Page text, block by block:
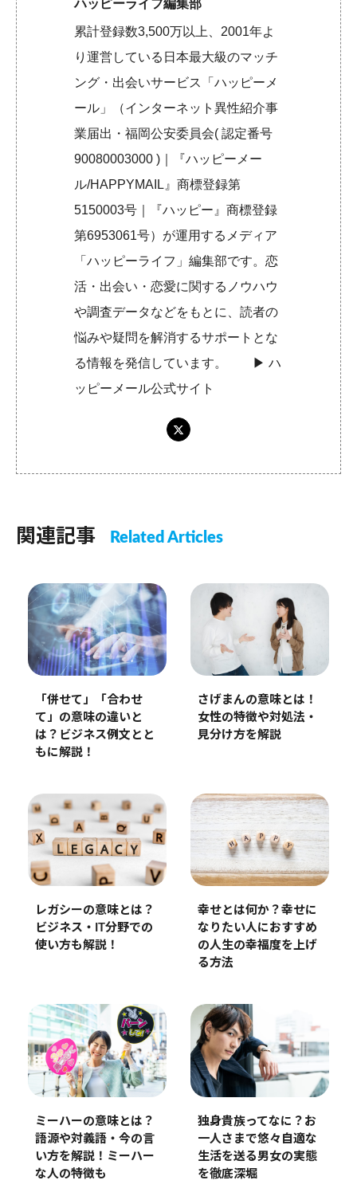
ハッピーライフ編集部
累計登録数3,500万以上、2001年よ
り運営している日本最大級のマッチ
ング・出会いサービス「ハッピーメ
ール」（インターネット異性紹介事
業届出・福岡公安委員会( 認定番号
90080003000 )｜『ハッピーメー
ル/HAPPYMAIL』商標登録第
5150003号｜『ハッピー』商標登録
第6953061号）が運用するメディア
「ハッピーライフ」編集部です。恋
活・出会い・恋愛に関するノウハウ
や調査データなどをもとに、読者の
悩みや疑問を解消するサポートとな
る情報を発信しています。 ▶︎ハ
ッピーメール公式サイト
関連記事 Related Articles
「併せて」「合わせ
て」の意味の違いと
は？ビジネス例文とと
もに解説！
さげまんの意味とは！
女性の特徴や対処法・
見分け方を解説
レガシーの意味とは？
ビジネス・IT分野での
使い方も解説！
幸せとは何か？幸せに
なりたい人におすすめ
の人生の幸福度を上げ
る方法
ミーハーの意味とは？
語源や対義語・今の言
い方を解説！ミーハー
な人の特徴も
独身貴族ってなに？お
一人さまで悠々自適な
生活を送る男女の実態
を徹底深堀